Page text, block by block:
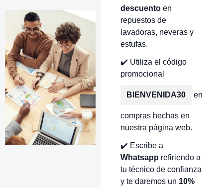
descuentoen
repuestos de
lavadoras, neveras y
estufas.
✔️ Utiliza el código
promocional
BIENVENIDA30 en
compras hechas en
nuestra página web.
✔️ Escribe a
Whatsapp refiriendo a
tu técnico de confianza
y te daremos un 10%
Donde encontrar modelo? Servicios de Reparación